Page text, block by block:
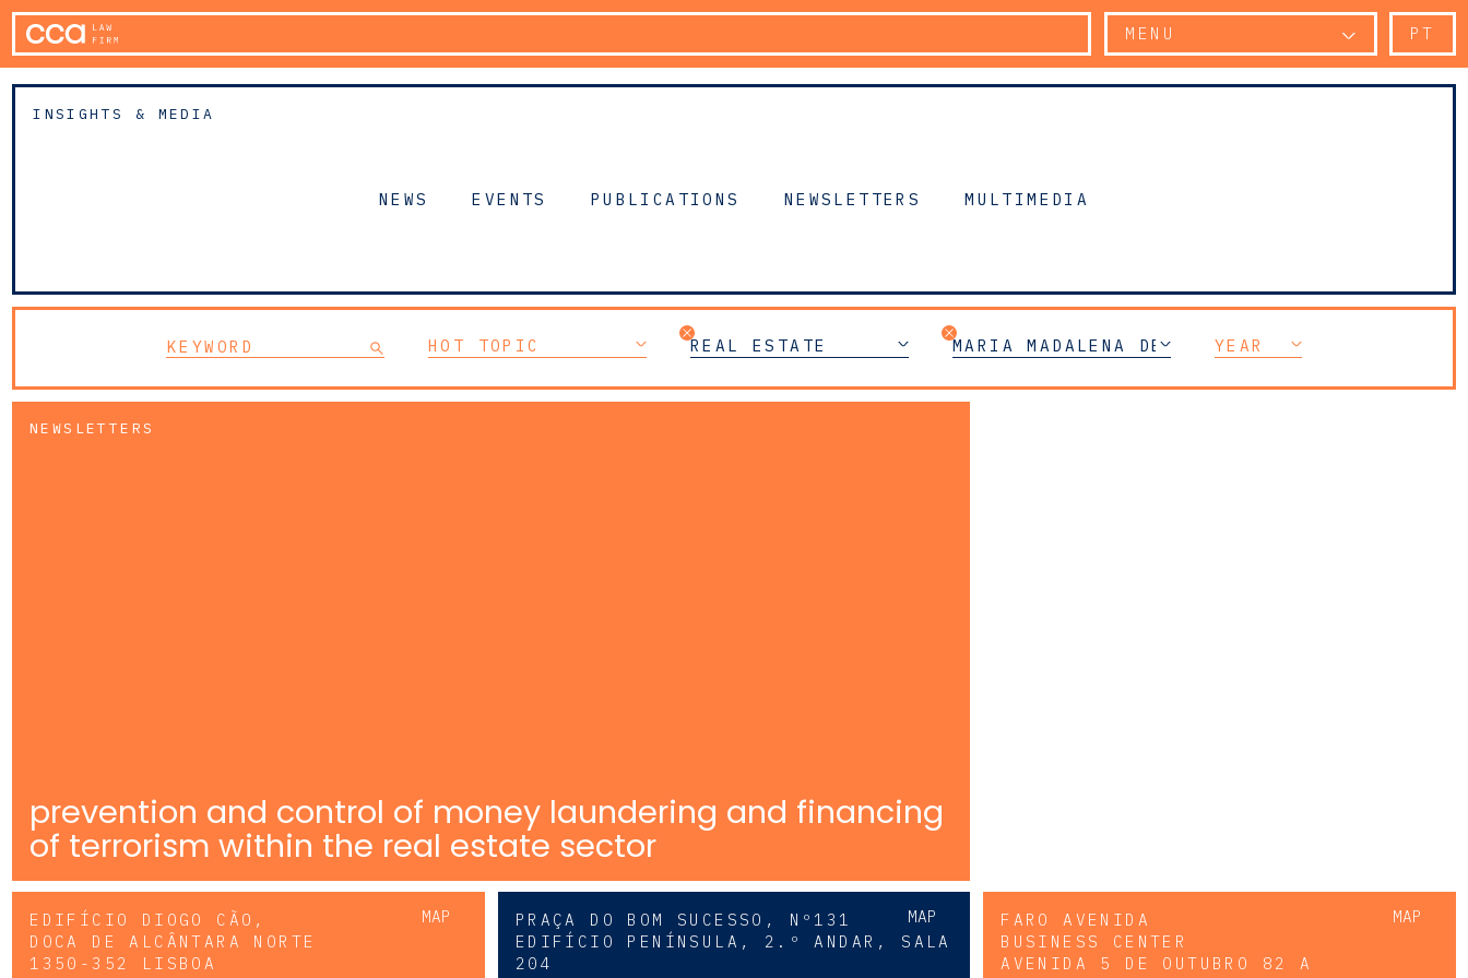
MENU PT
INSIGHTS & MEDIA
NEWS EVENTS PUBLICATIONS NEWSLETTERS MULTIMEDIA
HOT TOPIC REAL ESTATE MARIA MADALENA DE AZEREDO PERDIGÃO
YEAR
NEWSLETTERS
prevention and control of money laundering and financing
of terrorism within the real estate sector
MAP
EDIFÍCIO DIOGO CÃO,
DOCA DE ALCÂNTARA NORTE
1350-352 LISBOA
MAP
PRAÇA DO BOM SUCESSO, Nº131
EDIFÍCIO PENÍNSULA, 2.º ANDAR, SALA
204
MAP
FARO AVENIDA
BUSINESS CENTER
AVENIDA 5 DE OUTUBRO 82 A